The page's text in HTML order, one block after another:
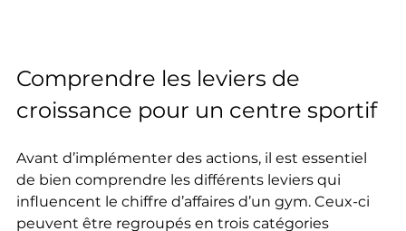
Comprendre les leviers de
croissance pour un centre sportif
Avant d’implémenter des actions, il est essentiel
de bien comprendre les différents leviers qui
influencent le chiffre d’affaires d’un gym. Ceux-ci
peuvent être regroupés en trois catégories